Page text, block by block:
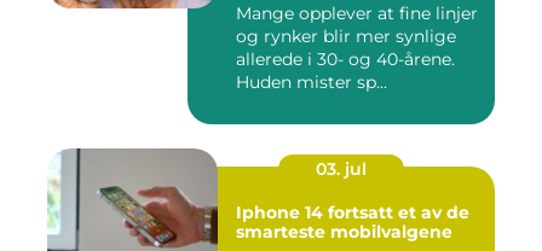
Mange opplever at fine linjer
og rynker blir mer synlige
allerede i 30- og 40-årene.
Huden mister sp...
03. jul
Iphone 14 fortsatt et av de
smarteste mobilvalgene